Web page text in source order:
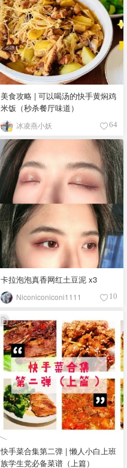
美食攻略 | 可以喝汤的快手黄焖鸡
米饭（秒杀餐厅味道）
冰凌燕小妖 64
卡拉泡泡真香网红土豆泥 x3
Niconiconiconi1111 10
快手菜合集第二弹 | 懒人小白上班
族学生党必备菜谱（上篇）